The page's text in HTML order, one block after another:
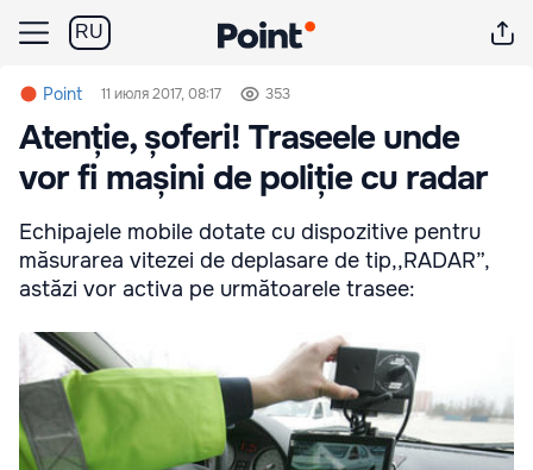
RU
Point 11 июля 2017, 08:17 353
Atenție, șoferi! Traseele unde
vor fi mașini de poliție cu radar
Echipajele mobile dotate cu dispozitive pentru
măsurarea vitezei de deplasare de tip,,RADAR”,
astăzi vor activa pe următoarele trasee: